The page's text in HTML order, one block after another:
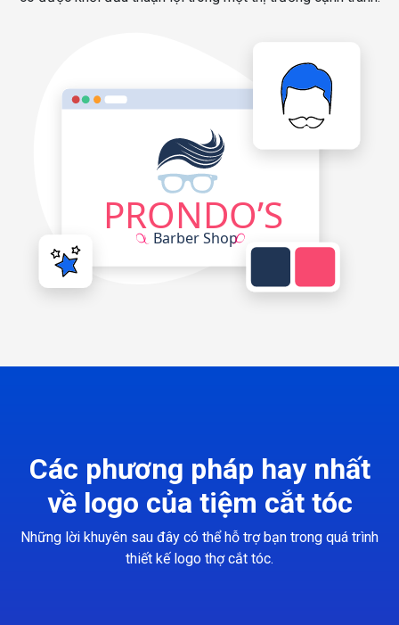
Các phương pháp hay nhất
về logo của tiệm cắt tóc
Những lời khuyên sau đây có thể hỗ trợ bạn trong quá trình
thiết kế logo thợ cắt tóc.